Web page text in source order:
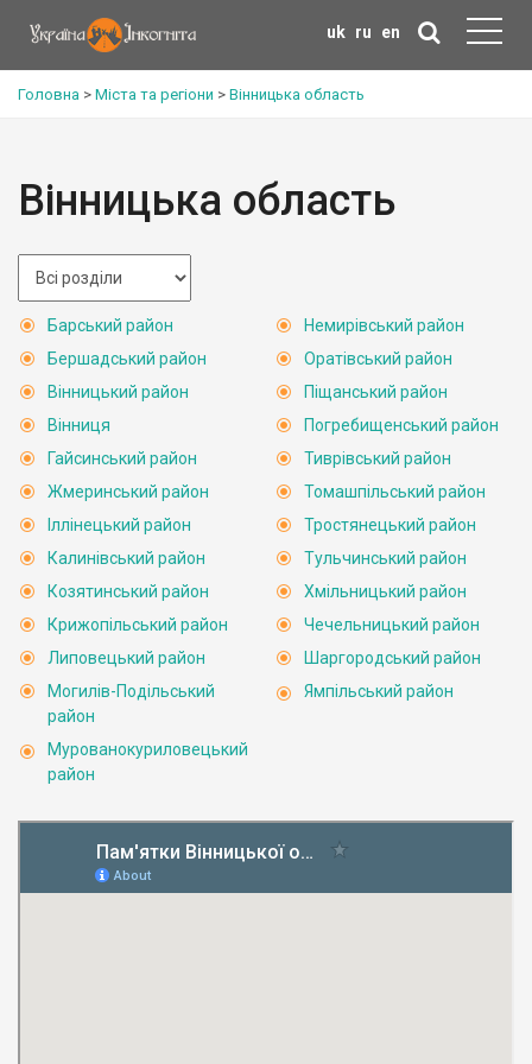
uk ru en
Головна > Міста та регіони > Вінницька область
Вінницька область
Барський район
Бершадський район
Вінницький район
Вінниця
Гайсинський район
Жмеринський район
Іллінецький район
Калинівський район
Козятинський район
Крижопільський район
Липовецький район
Могилів-Подільський
район
Мурованокуриловецький
район
Немирівський район
Оратівський район
Піщанський район
Погребищенський район
Тиврівський район
Томашпільський район
Тростянецький район
Тульчинський район
Хмільницький район
Чечельницький район
Шаргородський район
Ямпільський район